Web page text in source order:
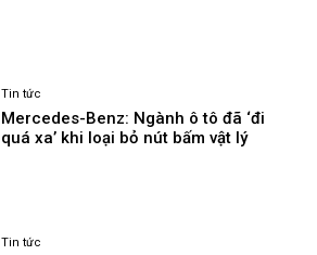
Tin tức
Mercedes-Benz: Ngành ô tô đã ‘đi
quá xa’ khi loại bỏ nút bấm vật lý
Tin tức